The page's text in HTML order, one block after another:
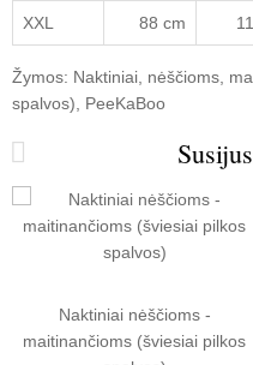
XXL 88 cm
Žymos: Naktiniai nėščioms
spalvos)
PeeKaBoo
Naktiniai nėščioms -
maitinančioms (šviesiai pilkos